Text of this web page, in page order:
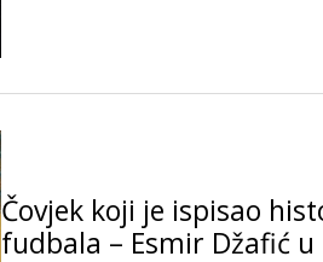
Čovjek koji je ispisao
fudbala – Esmir Džafić u